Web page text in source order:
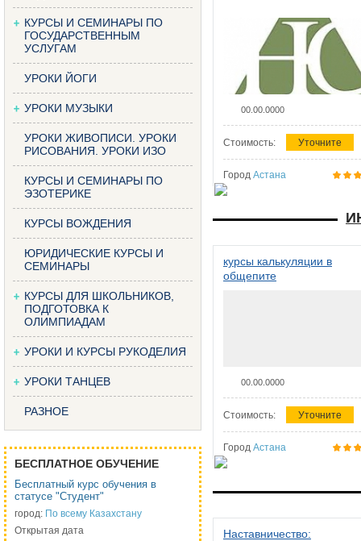
КУРСЫ И СЕМИНАРЫ ПО
ГОСУДАРСТВЕННЫМ
УСЛУГАМ
УРОКИ ЙОГИ
УРОКИ МУЗЫКИ
УРОКИ ЖИВОПИСИ. УРОКИ
РИСОВАНИЯ. УРОКИ ИЗО
КУРСЫ И СЕМИНАРЫ ПО
ЭЗОТЕРИКЕ
КУРСЫ ВОЖДЕНИЯ
ЮРИДИЧЕСКИЕ КУРСЫ И
СЕМИНАРЫ
КУРСЫ ДЛЯ ШКОЛЬНИКОВ,
ПОДГОТОВКА К
ОЛИМПИАДАМ
УРОКИ И КУРСЫ РУКОДЕЛИЯ
УРОКИ ТАНЦЕВ
РАЗНОЕ
БЕСПЛАТНОЕ ОБУЧЕНИЕ
Бесплатный курс обучения в
статусе "Студент"
город: По всему Казахстану
Открытая дата
00.00.0000
Стоимость: Уточните
Город Астана
курсы калькуляции в
общепите
00.00.0000
Стоимость: Уточните
Город Астана
Наставничество: